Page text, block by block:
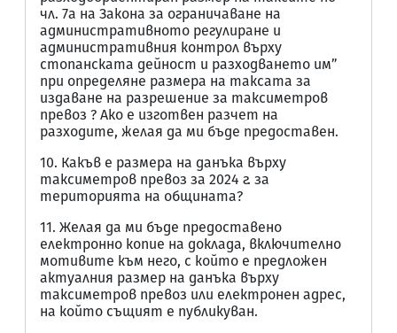
чл. 7а на Закона за ограничаване на
административното регулиране и
административния контрол върху
стопанската дейност и разходването им”
при определяне размера на таксата за
издаване на разрешение за таксиметров
превоз ? Ако е изготвен разчет на
разходите, желая да ми бъде предоставен.
10. Какъв е размера на данъка върху
таксиметров превоз за 2024 г. за
територията на общината?
11. Желая да ми бъде предоставено
електронно копие на доклада, включително
мотивите към него, с който е предложен
актуалния размер на данъка върху
таксиметров превоз или електронен адрес,
на който същият е публикуван.